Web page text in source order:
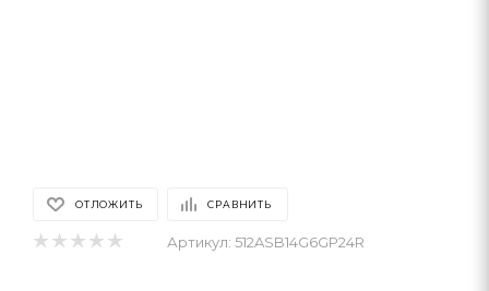
ОТЛОЖИТЬ СРАВНИТЬ
Артикул: 512ASB14G6GP24R